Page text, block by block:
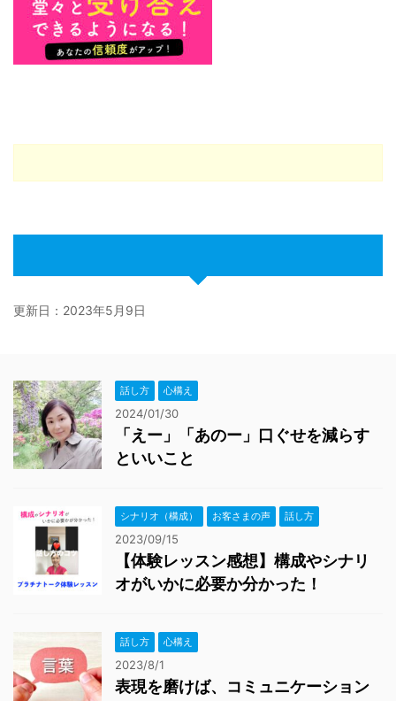
更新日： 2023年5月9日
話し方 心構え
2024/01/30
「えー」「あのー」口ぐせを減らす
といいこと
シナリオ（構成） お客さまの声 話し方
2023/09/15
【体験レッスン感想】構成やシナリ
オがいかに必要か分かった！
話し方 心構え
2023/8/1
表現を磨けば、コミュニケーション